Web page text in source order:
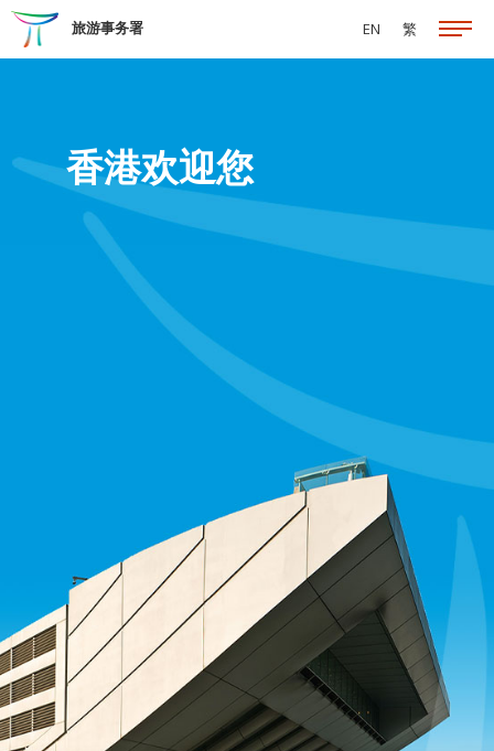
跳至主要内容
旅游事务署 EN 繁
香港欢迎您